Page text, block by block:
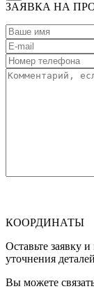
ЗАЯВКА НА
КООРДИНАТЫ
Оставьте заявку
уточнения
Вы можете